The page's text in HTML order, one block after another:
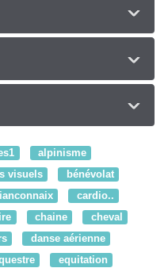
alpinisme
visuels
bénévolat
cardio..
chaine
cheval
danse aérienne
equitation